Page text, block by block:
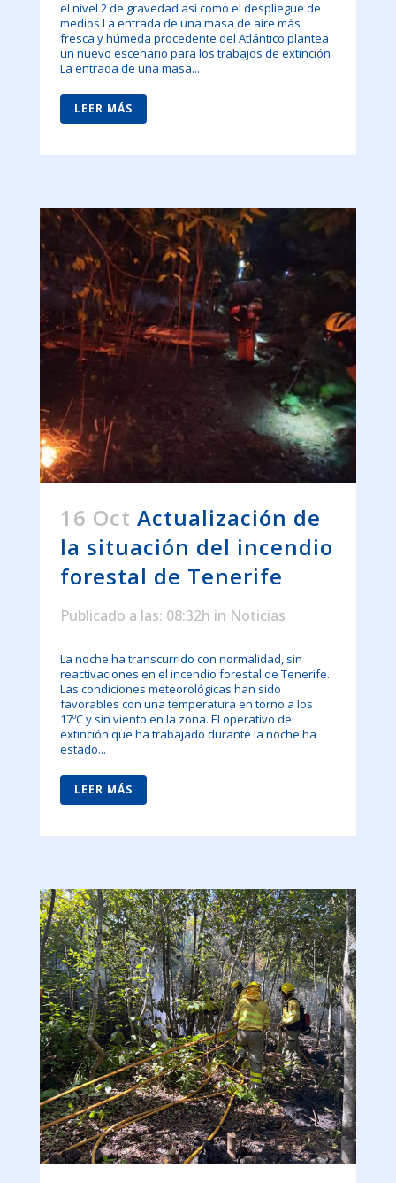
el nivel 2 de gravedad así como el despliegue de
medios La entrada de una masa de aire más
fresca y húmeda procedente del Atlántico plantea
un nuevo escenario para los trabajos de extinción
La entrada de una masa...
LEER MÁS
16 Oct Actualización de
la situación del incendio
forestal de Tenerife
Publicado a las: 08:32h in Noticias
La noche ha transcurrido con normalidad, sin
reactivaciones en el incendio forestal de Tenerife.
Las condiciones meteorológicas han sido
favorables con una temperatura en torno a los
17ºC y sin viento en la zona. El operativo de
extinción que ha trabajado durante la noche ha
estado...
LEER MÁS